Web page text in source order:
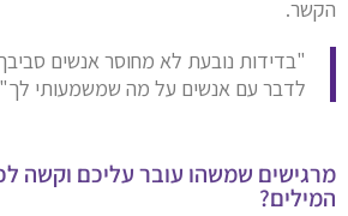
הקשר.
"בדידות נובעת לא מחוסר אנשים
לדבר עם אנשים על מה שמשמעותי
מרגישים שמשהו עובר עליכם וקשה
המילים?